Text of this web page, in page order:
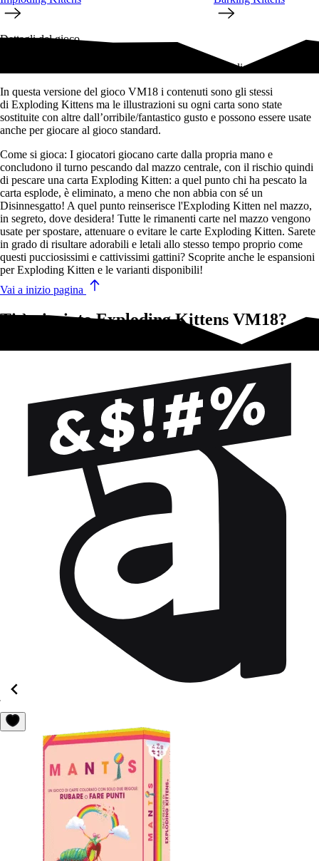
Dettagli del gioco
La versione di Exploding Kittens riservata a un pubblico adulto.
In questa versione del gioco VM18 i contenuti sono gli stessi
di Exploding Kittens ma le illustrazioni su ogni carta sono state
sostituite con altre dall’orribile/fantastico gusto e possono essere usate
anche per giocare al gioco standard.
Come si gioca: I giocatori giocano carte dalla propria mano e
concludono il turno pescando dal mazzo centrale, con il rischio quindi
di pescare una carta Exploding Kitten: a quel punto chi ha pescato la
carta esplode, è eliminato, a meno che non abbia con sé un
Disinnesgatto! A quel punto reinserisce l'Exploding Kitten nel mazzo,
in segreto, dove desidera! Tutte le rimanenti carte nel mazzo vengono
usate per spostare, attenuare o evitare le carte Exploding Kitten. Sarete
in grado di risultare adorabili e letali allo stesso tempo proprio come
questi pucciosissimi e cattivissimi gattini? Scoprite anche le espansioni
per Exploding Kitten e le varianti disponibili!
Vai a inizio pagina
Ti è piaciuto Exploding Kittens VM18?